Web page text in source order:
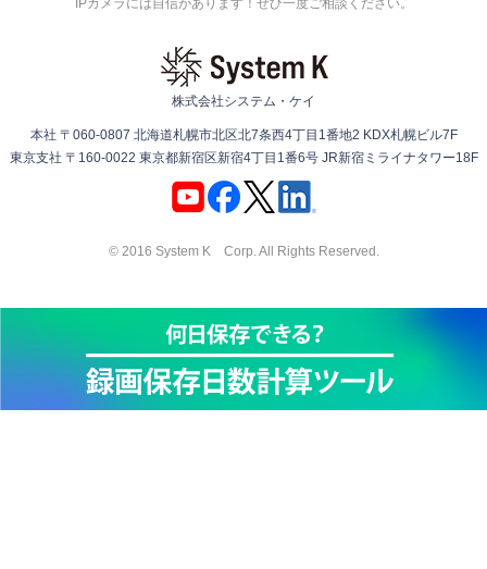
株式会社システム・ケイ
本社 〒060-0807 北海道札幌市北区北7条西4丁目1番地2 KDX札幌ビル7F
東京支社 〒160-0022 東京都新宿区新宿4丁目1番6号 JR新宿ミライナタワー18F
© 2016 System K Corp. All Rights Reserved.